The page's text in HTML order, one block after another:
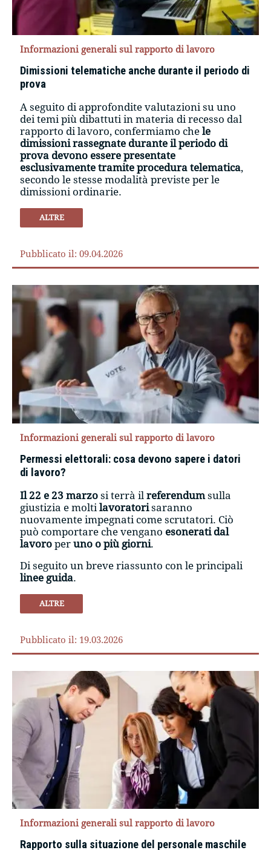
Informazioni generali sul rapporto di lavoro
Dimissioni telematiche anche durante il periodo di
prova
A seguito di approfondite valutazioni su uno
dei temi più dibattuti in materia di recesso dal
rapporto di lavoro, confermiamo chele
dimissioni rassegnate durante il periodo di
prova devono essere presentate
esclusivamente tramite procedura telematica,
secondo le stesse modalità previste per le
dimissioni ordinarie.
ALTRE
Pubblicato il: 09.04.2026
Informazioni generali sul rapporto di lavoro
Permessi elettorali: cosa devono sapere i datori
di lavoro?
Il 22 e 23 marzo si terrà ilreferendumsulla
giustizia e moltilavoratorisaranno
nuovamente impegnati come scrutatori. Ciò
può comportare che vengano esonerati dal
lavoroperuno o più giorni.
Di seguito un breve riassunto con le principali
linee guida.
ALTRE
Pubblicato il: 19.03.2026
Informazioni generali sul rapporto di lavoro
Rapporto sulla situazione del personale maschile